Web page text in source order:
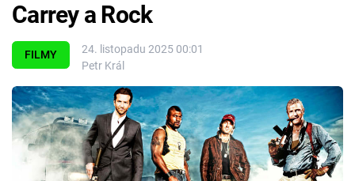
Témata
Filmy
Seriály
FILMY
24. listopadu 2025 00:01
Petr Král
Carrey a Rock